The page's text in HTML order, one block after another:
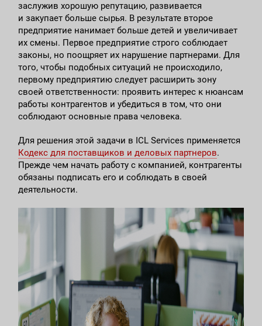
заслужив хорошую репутацию, развивается
и закупает больше сырья. В результате второе
предприятие нанимает больше детей и увеличивает
их смены. Первое предприятие строго соблюдает
законы, но поощряет их нарушение партнерами. Для
того, чтобы подобных ситуаций не происходило,
первому предприятию следует расширить зону
своей ответственности: проявить интерес к нюансам
работы контрагентов и убедиться в том, что они
соблюдают основные права человека.
Для решения этой задачи в ICL Services применяется
Кодекс для поставщиков и деловых партнеров.
Прежде чем начать работу с компанией, контрагенты
обязаны подписать его и соблюдать в своей
деятельности.